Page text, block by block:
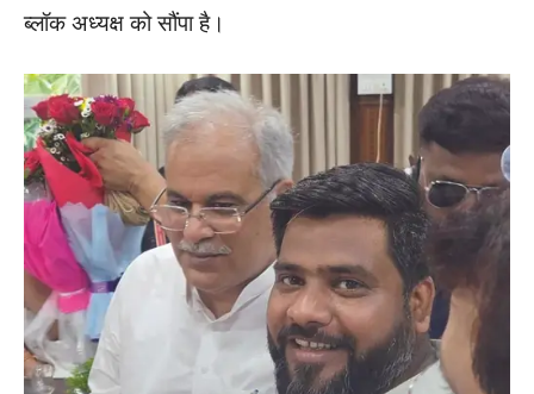
ब्लॉक अध्यक्ष को सौंपा है।